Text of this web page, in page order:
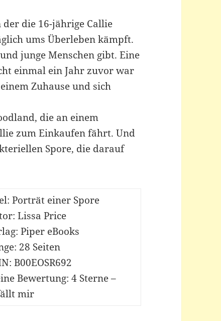
die 16-jährige Callie
ums Überleben kämpft.
junge Menschen gibt. Eine
einmal ein Jahr zuvor war
Zuhause und sich
die an einem
zum Einkaufen fährt. Und
Spore, die darauf
Porträt einer Spore
Lissa Price
Piper eBooks
28 Seiten
B00EOSR692
Bewertung: 4 Sterne –
mir